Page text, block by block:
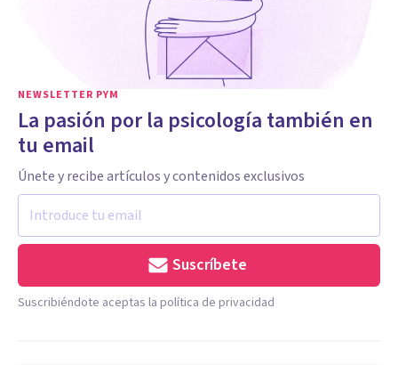
NEWSLETTER PYM
La pasión por la psicología también en
tu email
Únete y recibe artículos y contenidos exclusivos
Suscríbete
Suscribiéndote aceptas la política de privacidad